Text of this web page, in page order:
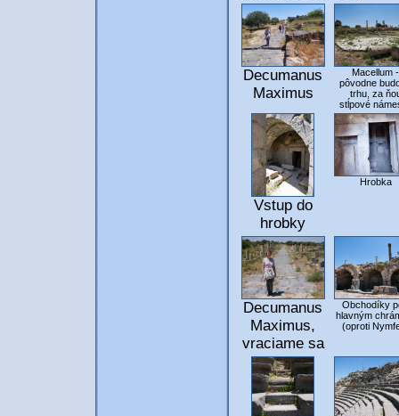
Decumanus
Maximus
Macellum -
pôvodne
trhu, za
stĺpové
Vstup do
hrobky
Hrobka
Decumanus
Maximus,
vraciame sa
Obchodíky
hlavným
(oproti